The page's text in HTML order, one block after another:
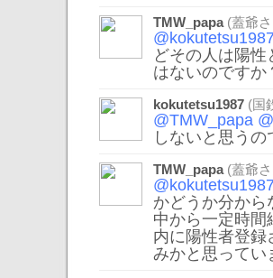
TMW_papa(蓋爺さ
@kokutetsu1987
どその人は陽
はないのですか
kokutetsu1987 (国
@TMW_papa
しないと思うの
TMW_papa(蓋爺さ
@kokutetsu1987
かどうか分から
中から一定時間
内に陽性者登録
みかと思ってい